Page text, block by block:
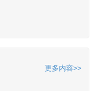
更多内容>>